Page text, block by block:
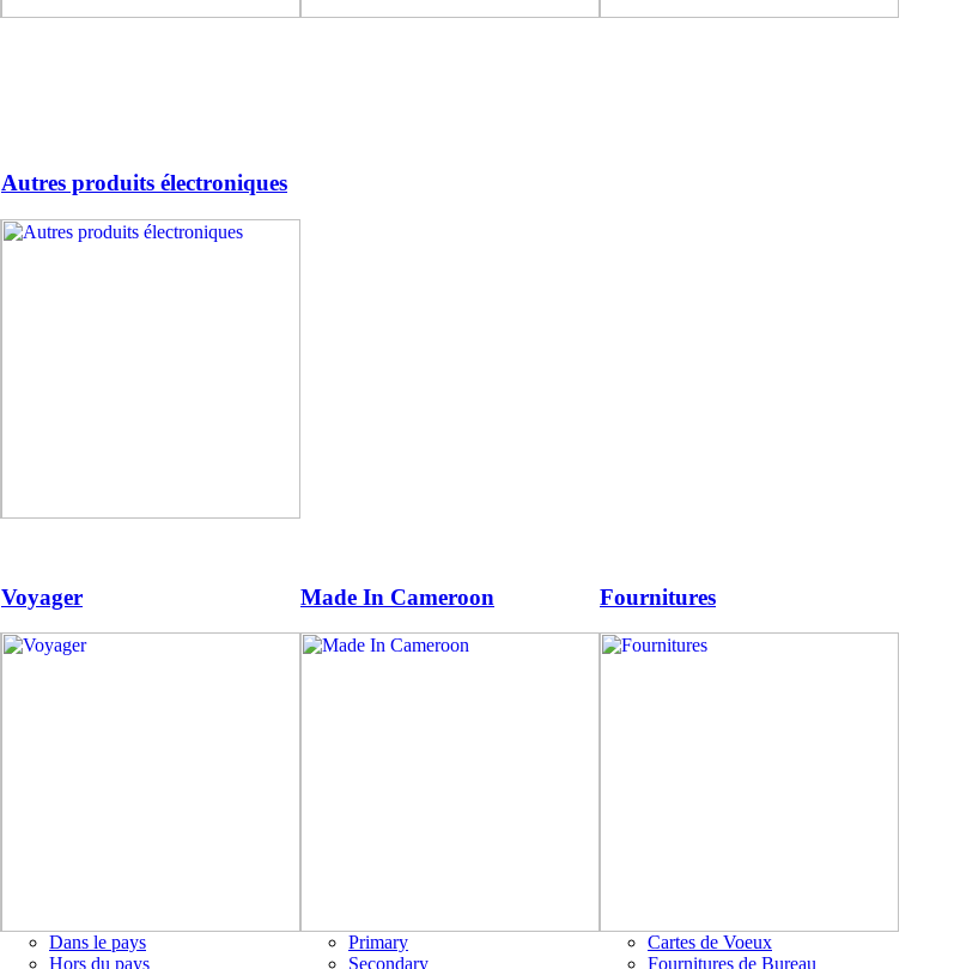
Autres produits électroniques
Voyager
Dans le pays
Hors du pays
Made In Cameroon
Primary
Secondary
Fournitures
Cartes de Voeux
Fournitures de Bureau